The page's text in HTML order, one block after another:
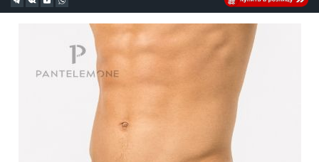
галереи
изображений
галереи
изображений